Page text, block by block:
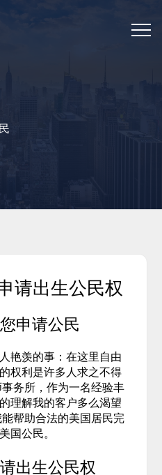
请出生公民权
申请公民
艳羡的事：在这里自由
权利是许多人求之不得
务所，作为一名经验丰
理解我的客户多么渴望
帮助合法的美国居民完
国公民。
出生公民权